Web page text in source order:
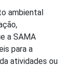
ambiental
a SAMA
para a
atividades ou